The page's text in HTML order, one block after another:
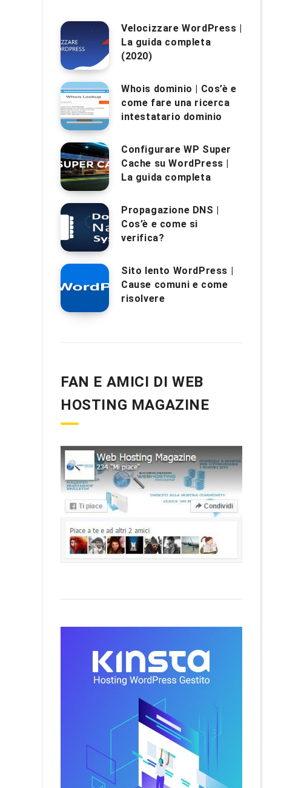
Velocizzare WordPress |
La guida completa
(2020)
Whois dominio | Cos’è e
come fare una ricerca
intestatario dominio
Configurare WP Super
Cache su WordPress |
La guida completa
Propagazione DNS |
Cos’è e come si
verifica?
Sito lento WordPress |
Cause comuni e come
risolvere
FAN E AMICI DI WEB
HOSTING MAGAZINE